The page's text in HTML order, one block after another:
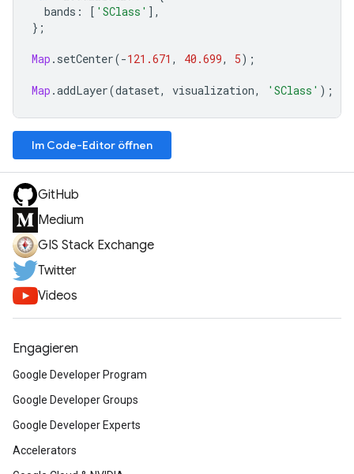
bands : [ 'SClass' ],
};
Map . setCenter(-121.671 , 40.699, 5);
Map .addLayer(dataset, visualization, 'SClass' );
Im Code-Editor öffnen
GitHub
Medium
GIS Stack Exchange
Twitter
Videos
Engagieren
Google Developer Program
Google Developer Groups
Google Developer Experts
Accelerators